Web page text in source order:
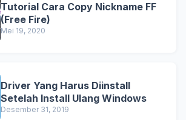
Tutorial Cara Copy Nickname FF
(Free Fire)
Mei 19, 2020
Driver Yang Harus Diinstall
Setelah Install Ulang Windows
Desember 31, 2019